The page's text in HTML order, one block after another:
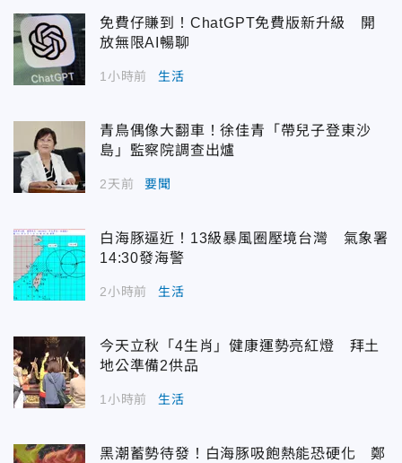
免費仔賺到！ChatGPT免費版新升級 開
放無限AI暢聊
1小時前 生活
青鳥偶像大翻車！徐佳青「帶兒子登東沙
島」監察院調查出爐
2天前 要聞
白海豚逼近！13級暴風圈壓境台灣 氣象署
14:30發海警
2小時前 生活
今天立秋「4生肖」健康運勢亮紅燈 拜土
地公準備2供品
1小時前 生活
黑潮蓄勢待發！白海豚吸飽熱能恐硬化 鄭